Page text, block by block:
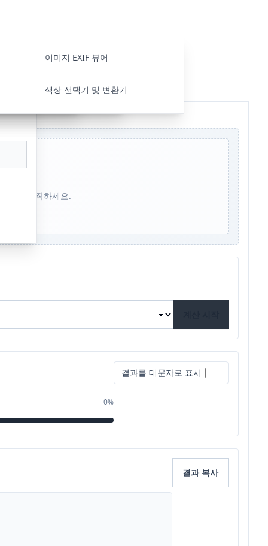
이미지 EXIF 뷰어
색상 선택기 및 변환기
으로 시작하세요.
0%
결과를 대문자로 표시
결과 복사